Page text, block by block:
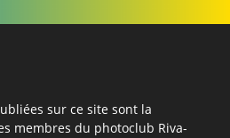
sur ce site sont la
membres du photoclub Riva-